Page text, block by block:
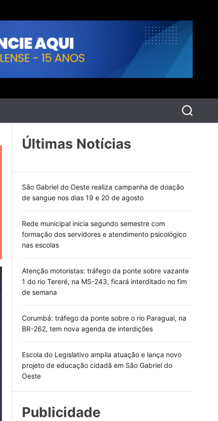
P
e
a
Últimas Notícias
São Gabriel do Oeste realiza campanha de doação
de sangue nos dias 19 e 20 de agosto
Rede municipal inicia segundo semestre com
formação dos servidores e atendimento psicológico
nas escolas
Atenção motoristas: tráfego da ponte sobre vazante
1 do rio Tereré, na MS-243, ficará interditado no fim
de semana
Corumbá: tráfego da ponte sobre o rio Paraguai, na
BR-262, tem nova agenda de interdições
Escola do Legislativo amplia atuação e lança novo
projeto de educação cidadã em São Gabriel do
Oeste
Publicidade